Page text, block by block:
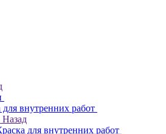
для внутренних работ
Назад
для внутренних работ